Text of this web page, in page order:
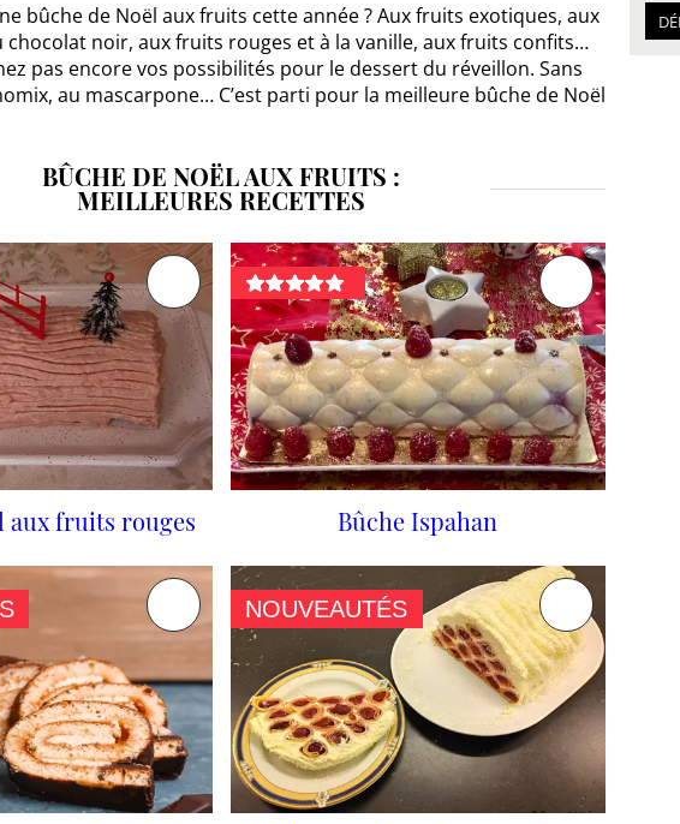
bûche de Noël aux fruits cette année ? Aux fruits exotiques, aux
noir, aux fruits rouges et à la vanille, aux fruits confits…
pas encore vos possibilités pour le dessert du réveillon. Sans
au mascarpone… C’est parti pour la meilleure bûche de Noël
BÛCHE DE NOËL AUX FRUITS :
MEILLEURES RECETTES
aux fruits rouges Bûche Ispahan
NOUVEAUTÉS